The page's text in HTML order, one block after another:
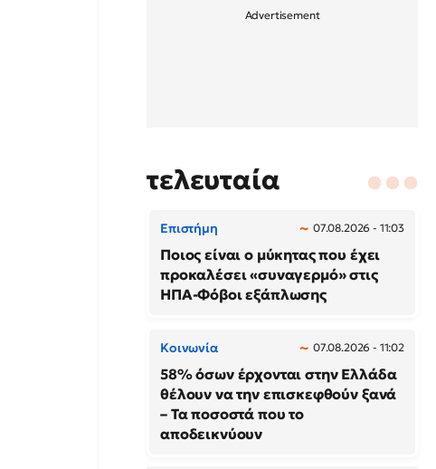
τελευταία
Επιστήμη 07.08.2026 - 11:03
Ποιος είναι ο μύκητας που έχει
προκαλέσει «συναγερμό» στις
ΗΠΑ-Φόβοι εξάπλωσης
Κοινωνία 07.08.2026 - 11:02
58% όσων έρχονται στην Ελλάδα
θέλουν να την επισκεφθούν ξανά
– Τα ποσοστά που το
αποδεικνύουν